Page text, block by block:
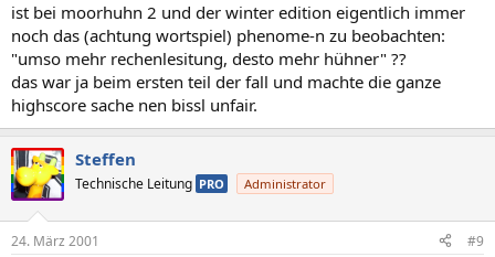
ist bei moorhuhn 2 und der winter edition eigentlich immer
noch das (achtung wortspiel) phenome-n zu beobachten:
"umso mehr rechenlesitung, desto mehr hühner" ??
das war ja beim ersten teil der fall und machte die ganze
highscore sache nen bissl unfair.
Steffen
Technische Leitung PRO Administrator
24. März 2001 #9